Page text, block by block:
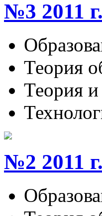
№3 2011 г.
Теория
Теория и
№2 2011 г.